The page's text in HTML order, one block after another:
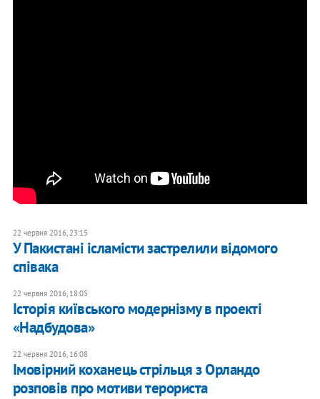
22 червня 2016, 23:15
У Пакистані ісламісти застрелили відомого
співака
22 червня 2016, 18:05
Історія київського модернізму в проекті
«Надбудова»
22 червня 2016, 16:08
​Імовірний коханець стрільця з Орландо
розповів про мотиви терориста